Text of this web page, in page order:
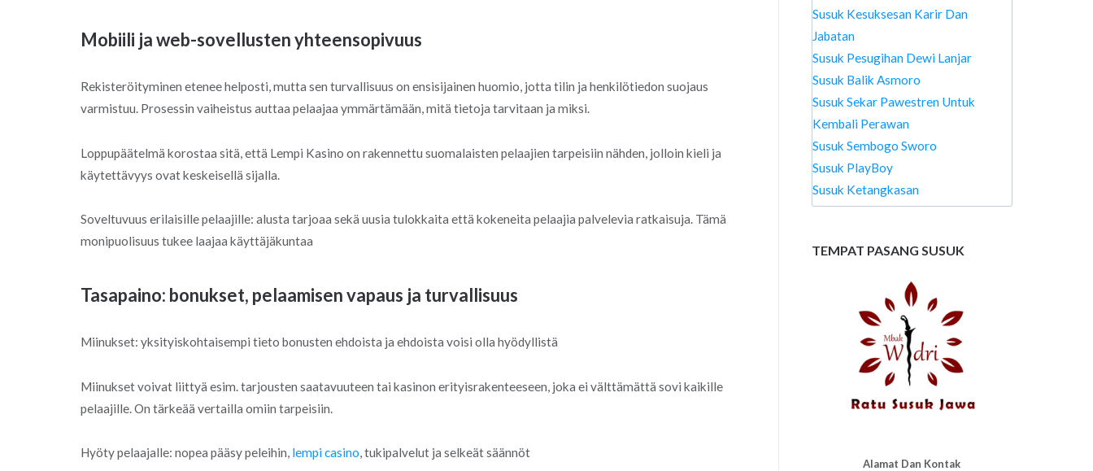
Mobiili ja web-sovellusten yhteensopivuus
Rekisteröityminen etenee helposti, mutta sen turvallisuus on ensisijainen huomio, jotta tilin ja henkilötiedon suojaus
varmistuu. Prosessin vaiheistus auttaa pelaajaa ymmärtämään, mitä tietoja tarvitaan ja miksi.
Loppupäätelmä korostaa sitä, että Lempi Kasino on rakennettu suomalaisten pelaajien tarpeisiin nähden, jolloin kieli ja
käytettävyys ovat keskeisellä sijalla.
Soveltuvuus erilaisille pelaajille: alusta tarjoaa sekä uusia tulokkaita että kokeneita pelaajia palvelevia ratkaisuja. Tämä
monipuolisuus tukee laajaa käyttäjäkuntaa
Tasapaino: bonukset, pelaamisen vapaus ja turvallisuus
Miinukset: yksityiskohtaisempi tieto bonusten ehdoista ja ehdoista voisi olla hyödyllistä
Miinukset voivat liittyä esim. tarjousten saatavuuteen tai kasinon erityisrakenteeseen, joka ei välttämättä sovi kaikille
pelaajille. On tärkeää vertailla omiin tarpeisiin.
Hyöty pelaajalle: nopea pääsy peleihin, lempi casino, tukipalvelut ja selkeät säännöt
Susuk Kesuksesan Karir Dan
Jabatan
Susuk Pesugihan Dewi Lanjar
Susuk Balik Asmoro
Susuk Sekar Pawestren Untuk
Kembali Perawan
Susuk Sembogo Sworo
Susuk PlayBoy
Susuk Ketangkasan
TEMPAT PASANG SUSUK
Alamat Dan Kontak